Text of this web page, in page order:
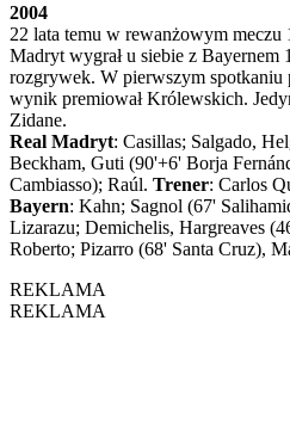
2004
22 lata temu w rewanżowym
Madryt wygrał u siebie z Bayernem
rozgrywek. W pierwszym spotkaniu
wynik premiował Królewskich.
Zidane.
Real Madryt: Casillas; Salgado,
Beckham, Guti (90'+6' Borja
Cambiasso); Raúl. Trener: Carlos
Bayern: Kahn; Sagnol (67'
Lizarazu; Demichelis, Hargreaves
Roberto; Pizarro (68' Santa Cruz),
REKLAMA
REKLAMA